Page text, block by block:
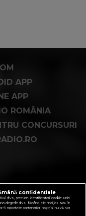
APP
APP
ROMÂNIA
CONCURSURI
confidențiale
dvs., precum identificatorii cookie unici
alegerile dvs. făcând clic mai jos sau în
fi raportate partenerilor noștri și nu vă vor